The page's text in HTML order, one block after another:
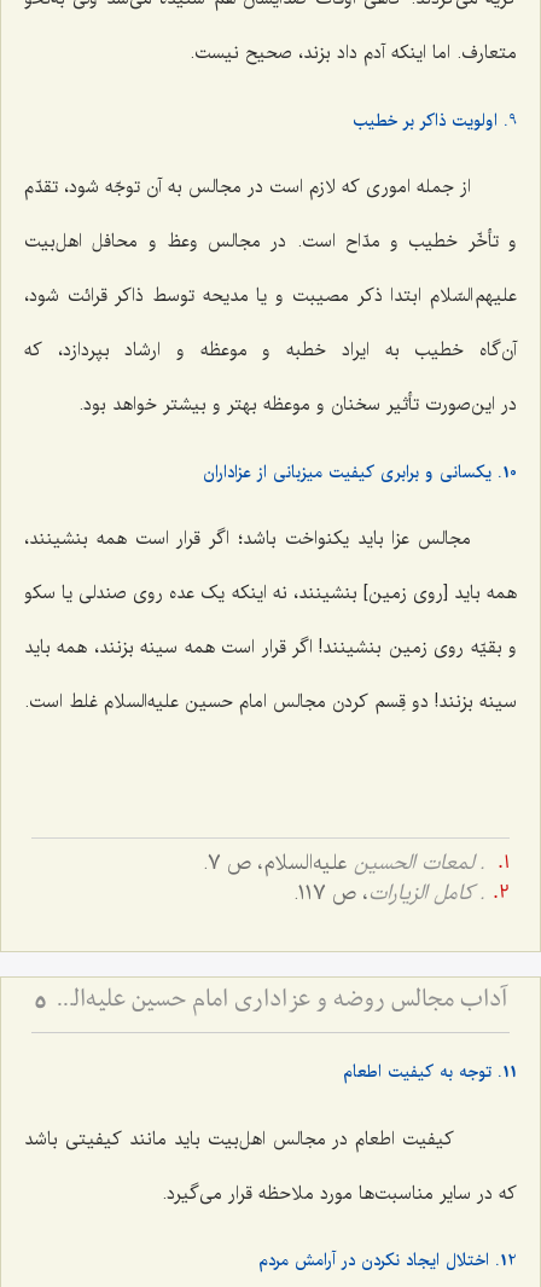
متعارف. اما اینکه آدم داد بزند، صحیح نیست.
9. اولویت ذاکر بر خطیب
از جمله اموری که لازم است در مجالس به آن توجّه شود، تقدّم
و تأخّر خطیب و مدّاح است. در مجالس وعظ و محافل اهل‌بیت
علیهم السّلام ابتدا ذکر مصیبت و یا مدیحه توسط ذاکر قرائت شود،
آن‌گاه خطیب به ایراد خطبه و موعظه و ارشاد بپردازد، که
در این‌صورت تأثیر سخنان و موعظه بهتر و بیشتر خواهد بود.
10. یکسانی و برابری کیفیت میزبانی از عزاداران
مجالس عزا باید یکنواخت باشد؛ اگر قرار است همه بنشینند،
همه باید [روی زمین] بنشینند، نه اینکه یک عده روی صندلی یا سکو
و بقیّه روی زمین بنشینند! اگر قرار است همه سینه بزنند، همه باید
سینه بزنند! دو قِسم کردن مجالس امام حسین علیه‌السلام غلط است.
. لمعات الحسین علیه‌السلام، ص 7.
. كامل الزيارات، ص 117.
آداب مجالس روضه و عزاداری امام حسین علیه‌السلام - و توصیه‌های بزرگان دربارۀ ماه‌های محرّم و صفر 5
11. توجه به کیفیت اطعام
کیفیت اطعام در مجالس اهل‌بیت باید مانند کیفیتی باشد
که در سایر مناسبت‌ها مورد ملاحظه قرار می‌گیرد.
12. اختلال ایجاد نکردن در آرامش مردم